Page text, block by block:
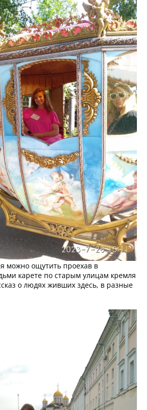
можно ощутить проехав в
карете по старым улицам кремля
о людях живших здесь, в разные